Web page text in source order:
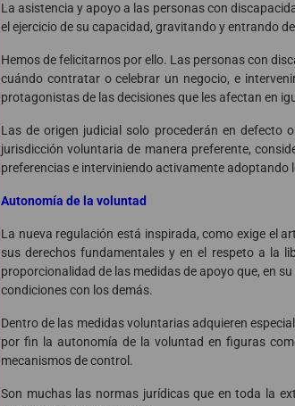
La asistencia y apoyo a las personas con
el ejercicio de su capacidad, gravitando y entrando
Hemos de felicitarnos por ello. Las personas con
cuándo contratar o celebrar un negocio, e
protagonistas de las decisiones que les afectan en
Las de origen judicial solo procederán en defecto
jurisdicción voluntaria de manera preferente,
preferencias e interviniendo activamente
Autonomía de la voluntad
La nueva regulación está inspirada, como exige el
sus derechos fundamentales y en el respeto a la
proporcionalidad de las medidas de apoyo que, en
condiciones con los demás.
Dentro de las medidas voluntarias adquieren
por fin la autonomía de la voluntad en figuras
mecanismos de control.
Son muchas las normas jurídicas que en toda la